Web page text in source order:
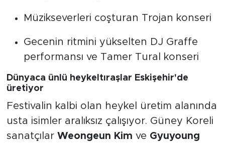
Müzikseverleri coşturan Trojan konseri
Gecenin ritmini yükselten DJ Graffe
performansı ve Tamer Tural konseri
Dünyaca ünlü heykeltıraşlar Eskişehir'de
üretiyor
Festivalin kalbi olan heykel üretim alanında
usta isimler aralıksız çalışıyor. Güney Koreli
sanatçılar Weongeun Kim ve Gyuyoung